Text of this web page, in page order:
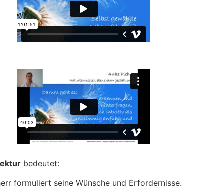
bedeutet:
formuliert seine Wünsche und Erfordernisse.